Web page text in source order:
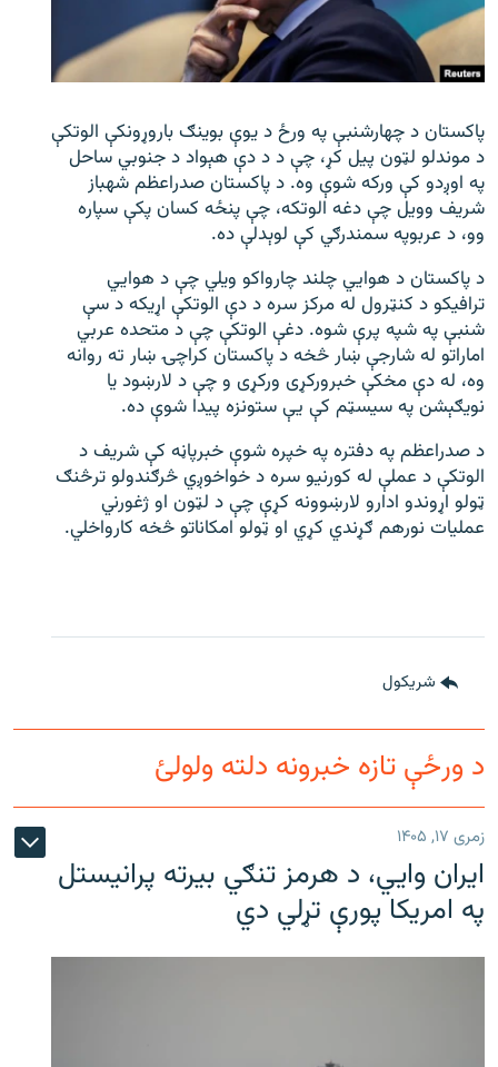
اړیکه
دري پاڼه
Azadi English
راسره ملګري شئ
د ازادې اروپا/ ازادي راډيو ټولې پاڼې
پاکستان د چهارشنبې په ورځ د یوې بوینګ باروړونکې الوتکې
د موندلو لټون پیل کړ، چې د د دې هېواد د جنوبي ساحل
په اوږدو کې ورکه شوې وه. د پاکستان صدراعظم شهباز
شریف وویل چې دغه الوتکه، چې پنځه کسان پکې سپاره
وو، د عربوپه سمندرګي کې لوېدلې ده.
د پاکستان د هوايي چلند چارواکو ویلي چې د هوايي
ترافیکو د کنټرول له مرکز سره د دې الوتکې اړیکه د سې
شنبې په شپه پرې شوه. دغې الوتکې چې د متحده عربي
اماراتو له شارجې ښار څخه د پاکستان کراچۍ ښار ته روانه
وه، له دې مخکې خبرورکړی ورکړی و چې د لارښود یا
نویګېشن په سیسټم کې یې ستونزه پیدا شوې ده.
د صدراعظم په دفتره په خپره شوې خبرپاڼه کې شریف د
الوتکې د عملې له کورنیو سره د خواخوږي څرګندولو ترڅنګ
ټولو اړوندو ادارو لارښوونه کړې چې د لټون او ژغورني
عملیات نورهم ګړندي کړي او ټولو امکاناتو څخه کارواخلي.
شريکول
د ورځې تازه خبرونه دلته ولولئ
زمری ۱۷, ۱۴۰۵
ایران وایي، د هرمز تنګي بیرته پرانیستل
په امریکا پورې تړلي دي